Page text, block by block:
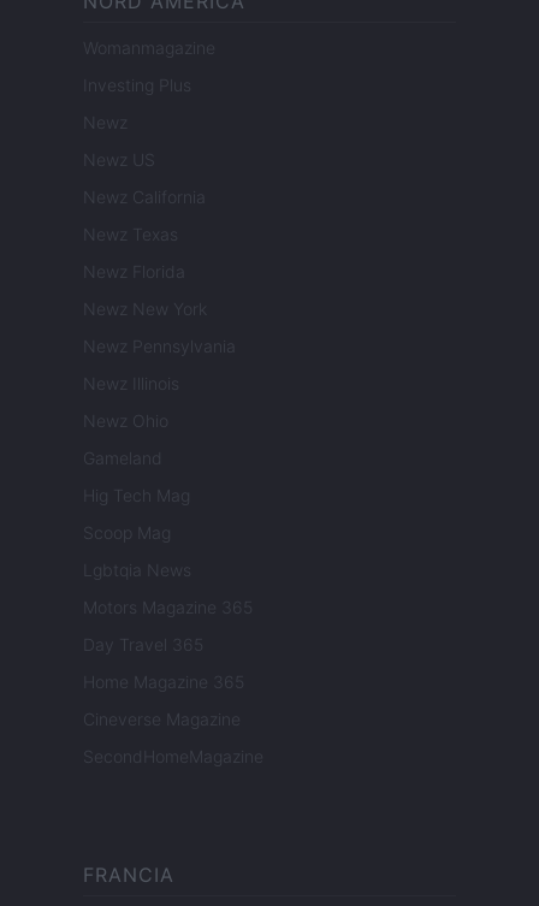
Womanmagazine
Investing Plus
Newz
Newz US
Newz California
Newz Texas
Newz Florida
Newz New York
Newz Pennsylvania
Newz Illinois
Newz Ohio
Gameland
Hig Tech Mag
Scoop Mag
Lgbtqia News
Motors Magazine 365
Day Travel 365
Home Magazine 365
Cineverse Magazine
SecondHomeMagazine
FRANCIA